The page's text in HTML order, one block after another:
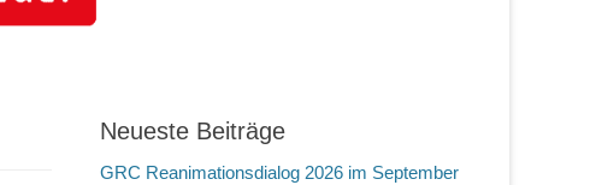
Neueste Beiträge
GRC Reanimationsdialog 2026 im September